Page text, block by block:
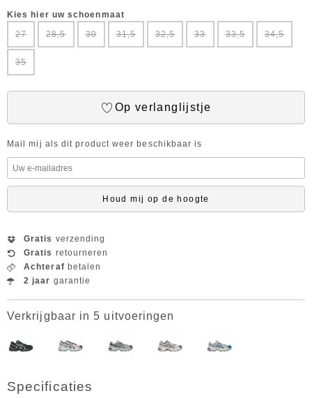
Kies hier uw schoenmaat
27
28,5 30 31,5 32,5 33 33,5 34,5
35
Op verlanglijstje
Mail mij als dit product weer beschikbaar is
Houd mij op de hoogte
Gratis verzending
Gratis retourneren
Achteraf betalen
2 jaar garantie
Verkrijgbaar in 5 uitvoeringen
Specificaties